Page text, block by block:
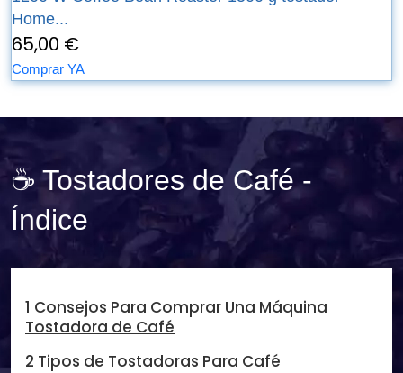
Home...
65,00 €
Comprar YA
☕ Tostadores de Café -
Índice
1 Consejos Para Comprar Una Máquina
Tostadora de Café
2 Tipos de Tostadoras Para Café